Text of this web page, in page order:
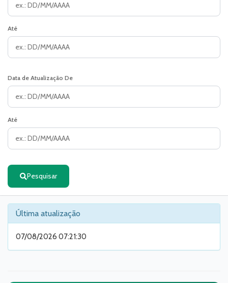
Até
Data de Atualização De
Até
Pesquisar
Última atualização
07/08/2026 07:21:30